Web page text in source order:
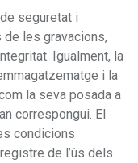
seguretat i
de les gravacions,
Igualment, la
i la
la seva posada a
correspongui. El
condicions
de l’ús dels